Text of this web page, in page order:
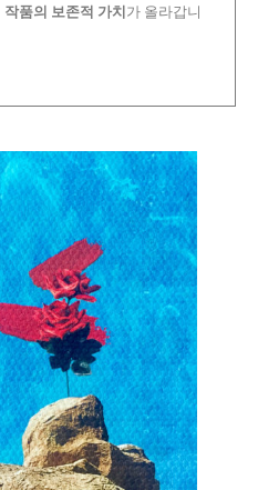
작품의 보존적 가치 가 올라갑니